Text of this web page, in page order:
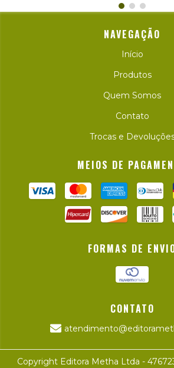
NAVEGAÇÃO
Início
Produtos
Quem Somos
Contato
Trocas e
MEIOS DE
FORMAS DE
CONTATO
Copyright Editora Metha Ltda -